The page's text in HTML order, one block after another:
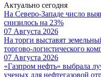
Актуально сегодня
На Северо-Западе число
снизилось на 23%
07 Августа 2026
На торги выставят
торгово-логистического
07 Августа 2026
«Газпром нефть» выбрала
ученых для нефтегазовой